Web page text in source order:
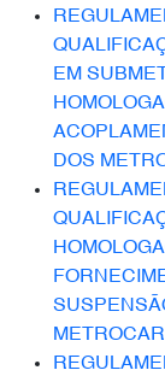
EM
DOS